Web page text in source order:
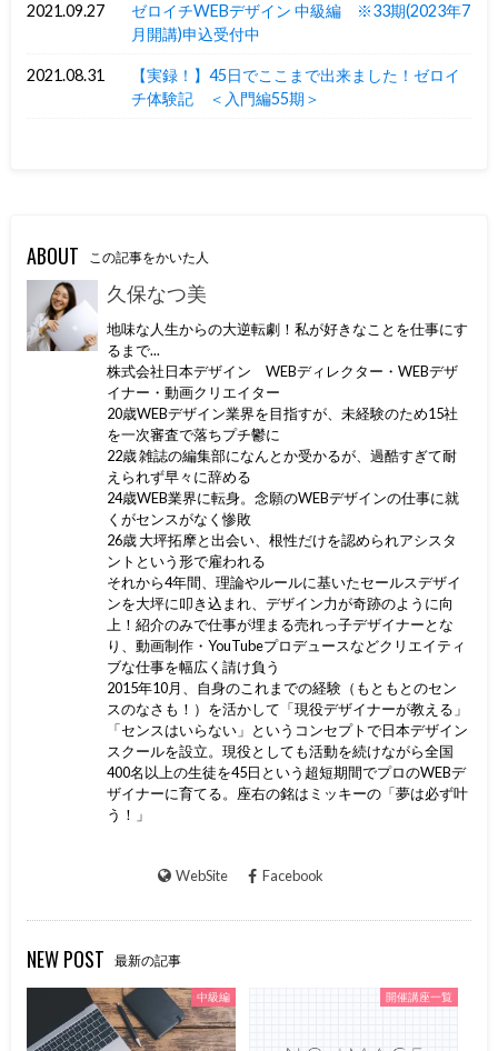
2021.09.27
ゼロイチWEBデザイン 中級編 ※33期(2023年7
月開講)申込受付中
2021.08.31
【実録！】45日でここまで出来ました！ゼロイ
チ体験記 ＜入門編55期＞
ABOUT この記事をかいた人
久保なつ美
地味な人生からの大逆転劇！私が好きなことを仕事にす
るまで...
株式会社日本デザイン WEBディレクター・WEBデザ
イナー・動画クリエイター
20歳WEBデザイン業界を目指すが、未経験のため15社
を一次審査で落ちプチ鬱に
22歳 雑誌の編集部になんとか受かるが、過酷すぎて耐
えられず早々に辞める
24歳WEB業界に転身。念願のWEBデザインの仕事に就
くがセンスがなく惨敗
26歳 大坪拓摩と出会い、根性だけを認められアシスタ
ントという形で雇われる
それから4年間、理論やルールに基いたセールスデザイ
ンを大坪に叩き込まれ、デザイン力が奇跡のように向
上！紹介のみで仕事が埋まる売れっ子デザイナーとな
り、動画制作・YouTubeプロデュースなどクリエイティ
ブな仕事を幅広く請け負う
2015年10月、自身のこれまでの経験（もともとのセン
スのなさも！）を活かして「現役デザイナーが教える」
「センスはいらない」というコンセプトで日本デザイン
スクールを設立。現役としても活動を続けながら全国
400名以上の生徒を45日という超短期間でプロのWEBデ
ザイナーに育てる。座右の銘はミッキーの「夢は必ず叶
う！」
WebSite Facebook
NEW POST 最新の記事
中級編 開催講座一覧